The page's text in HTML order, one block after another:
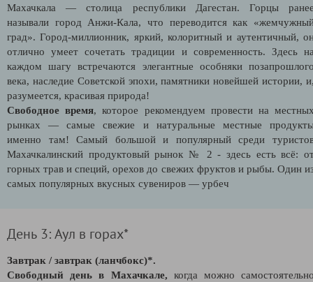
Махачкала — столица республики Дагестан. Горцы
называли город Анжи-Кала, что переводится как
град». Город-миллионник, яркий, колоритный и аутентичный,
отлично умеет сочетать традиции и современность. Здесь
каждом шагу встречаются элегантные особняки
века, наследие Советской эпохи, памятники новейшей истории,
разумеется, красивая природа!
Свободное время, которое рекомендуем провести на
рынках — самые свежие и натуральные местные
именно там! Самый большой и популярный среди
Махачкалинский продуктовый рынок № 2 - здесь есть всё:
горных трав и специй, орехов до свежих фруктов и рыбы. Один
самых популярных вкусных сувениров — урбеч
День 3: Аул в горах*
Завтрак / завтрак (ланчбокс)*.
Свободный день в Махачкале, когда можно